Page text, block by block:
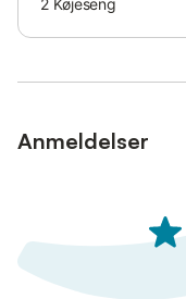
2 Køjeseng
Anmeldelser